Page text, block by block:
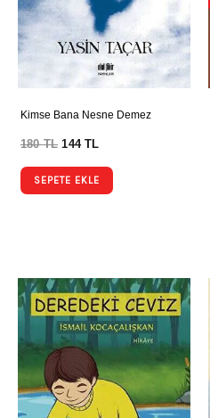
Kimse Bana Nesne Demez
180TL 144TL
SEPETE EKLE